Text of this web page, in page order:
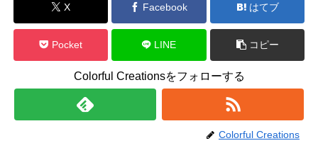
X Facebook はてブ
Pocket LINE コピー
Colorful Creationsをフォローする
Colorful Creations